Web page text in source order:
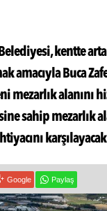
kortlarda
kentte
amacıyla Buca
alanını
sahip mezarlık
Google Paylaş